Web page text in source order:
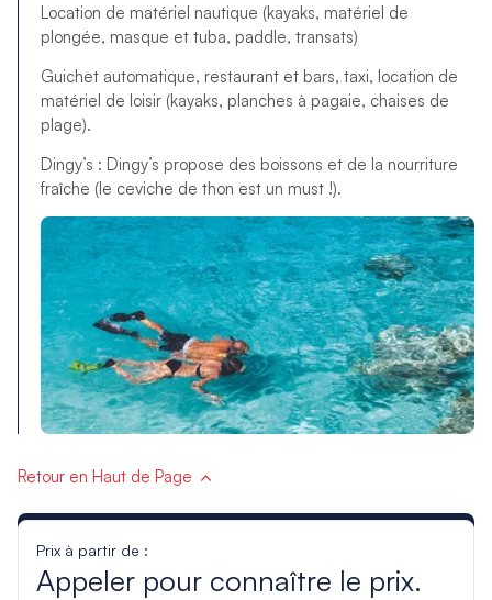
Location de matériel nautique (kayaks, matériel de
plongée, masque et tuba, paddle, transats)
Guichet automatique, restaurant et bars, taxi, location de
matériel de loisir (kayaks, planches à pagaie, chaises de
plage).
Dingy’s : Dingy’s propose des boissons et de la nourriture
fraîche (le ceviche de thon est un must !).
Retour en Haut de Page
Prix à partir de :
Appeler pour connaître le prix.